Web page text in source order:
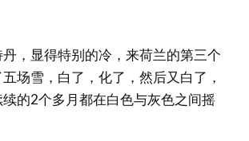
，显得特别的冷，来荷兰的第三个
场雪，白了，化了，然后又白了，
的2个多月都在白色与灰色之间摇